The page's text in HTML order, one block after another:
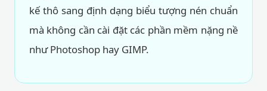
kế thô sang định dạng biểu tượng nén chuẩn
mà không cần cài đặt các phần mềm nặng nề
như Photoshop hay GIMP.